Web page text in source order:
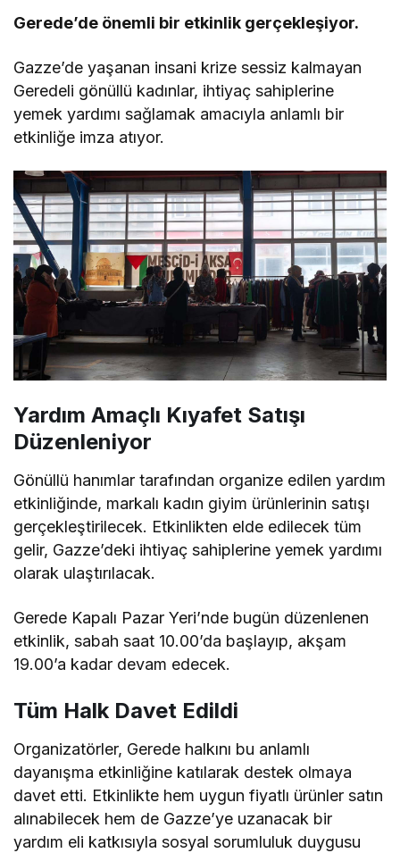
Gerede’de önemli bir etkinlik gerçekleşiyor.
Gazze’de yaşanan insani krize sessiz kalmayan
Geredeli gönüllü kadınlar, ihtiyaç sahiplerine
yemek yardımı sağlamak amacıyla anlamlı bir
etkinliğe imza atıyor.
Yardım Amaçlı Kıyafet Satışı
Düzenleniyor
Gönüllü hanımlar tarafından organize edilen yardım
etkinliğinde, markalı kadın giyim ürünlerinin satışı
gerçekleştirilecek. Etkinlikten elde edilecek tüm
gelir, Gazze’deki ihtiyaç sahiplerine yemek yardımı
olarak ulaştırılacak.
Gerede Kapalı Pazar Yeri’nde bugün düzenlenen
etkinlik, sabah saat 10.00’da başlayıp, akşam
19.00’a kadar devam edecek.
Tüm Halk Davet Edildi
Organizatörler, Gerede halkını bu anlamlı
dayanışma etkinliğine katılarak destek olmaya
davet etti. Etkinlikte hem uygun fiyatlı ürünler satın
alınabilecek hem de Gazze’ye uzanacak bir
yardım eli katkısıyla sosyal sorumluluk duygusu